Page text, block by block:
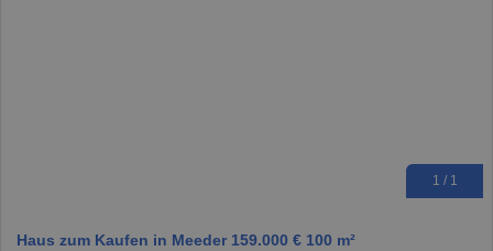
1 / 1
Haus zum Kaufen in Meeder 159.000 € 100 m²